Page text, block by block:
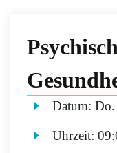
Datum:Do.
Uhrzeit: